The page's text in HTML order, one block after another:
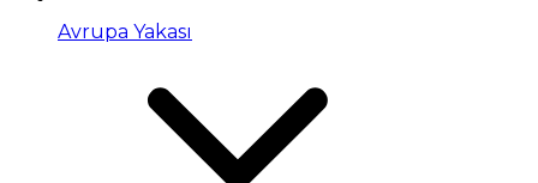
Avrupa Yakası